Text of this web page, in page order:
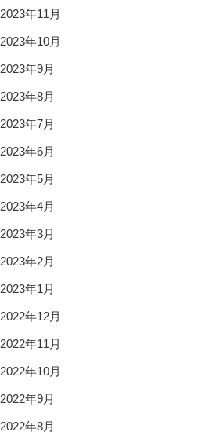
2023年11月
2023年10月
2023年9月
2023年8月
2023年7月
2023年6月
2023年5月
2023年4月
2023年3月
2023年2月
2023年1月
2022年12月
2022年11月
2022年10月
2022年9月
2022年8月